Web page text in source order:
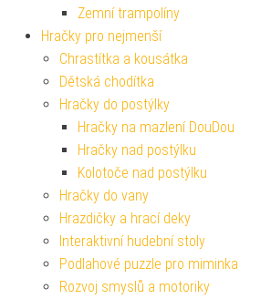
Zemní trampolíny
Hračky pro nejmenší
Chrastítka a kousátka
Dětská chodítka
Hračky do postýlky
Hračky na mazlení DouDou
Hračky nad postýlku
Kolotoče nad postýlku
Hračky do vany
Hrazdičky a hrací deky
Interaktivní hudební stoly
Podlahové puzzle pro miminka
Rozvoj smyslů a motoriky